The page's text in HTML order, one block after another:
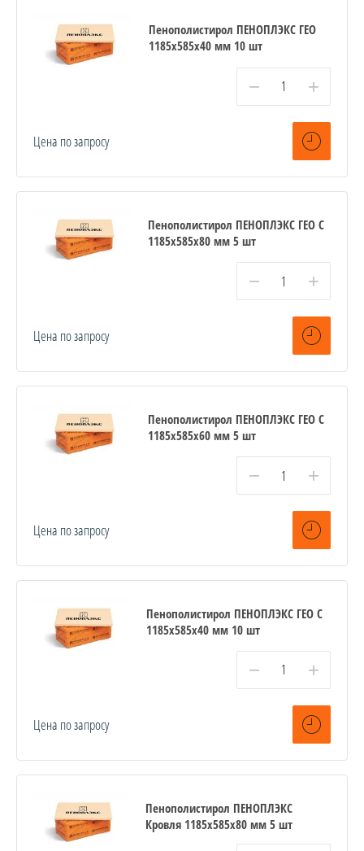
Пенополистирол ПЕНОПЛЭКС ГЕО
1185х585х40 мм 10 шт
− +
Цена по запросу
Пенополистирол ПЕНОПЛЭКС ГЕО С
1185х585х80 мм 5 шт
− +
Цена по запросу
Пенополистирол ПЕНОПЛЭКС ГЕО С
1185х585х60 мм 5 шт
− +
Цена по запросу
Пенополистирол ПЕНОПЛЭКС ГЕО С
1185х585х40 мм 10 шт
− +
Цена по запросу
Пенополистирол ПЕНОПЛЭКС
Кровля 1185х585х80 мм 5 шт